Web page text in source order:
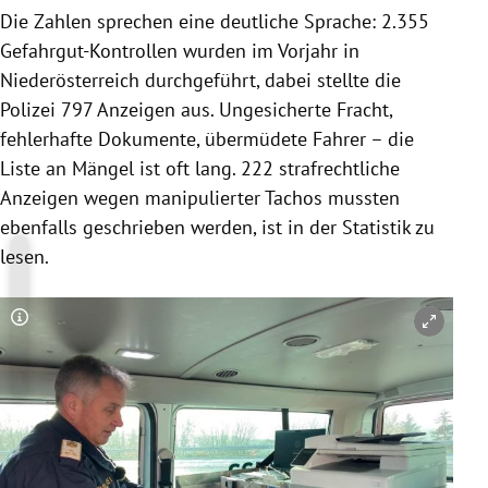
Die Zahlen sprechen eine deutliche Sprache: 2.355
Gefahrgut-Kontrollen wurden im Vorjahr in
Niederösterreich durchgeführt, dabei stellte die
Polizei 797 Anzeigen aus. Ungesicherte Fracht,
fehlerhafte Dokumente, übermüdete Fahrer – die
Liste an Mängel ist oft lang. 222 strafrechtliche
Anzeigen wegen manipulierter Tachos mussten
ebenfalls geschrieben werden, ist in der Statistik zu
lesen.
Copyright-Hinweis öffnen/schließen